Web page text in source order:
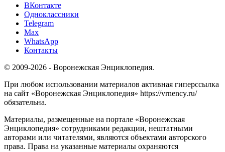
ВКонтакте
Одноклассники
Telegram
Max
WhatsApp
Контакты
© 2009-2026 - Воронежская Энциклопедия.
При любом использовании материалов активная гиперссылка
на сайт «Воронежская Энциклопедия» https://vrnency.ru/
обязательна.
Материалы, размещенные на портале «Воронежская
Энциклопедия» сотрудниками редакции, нештатными
авторами или читателями, являются объектами авторского
права. Права на указанные материалы охраняются